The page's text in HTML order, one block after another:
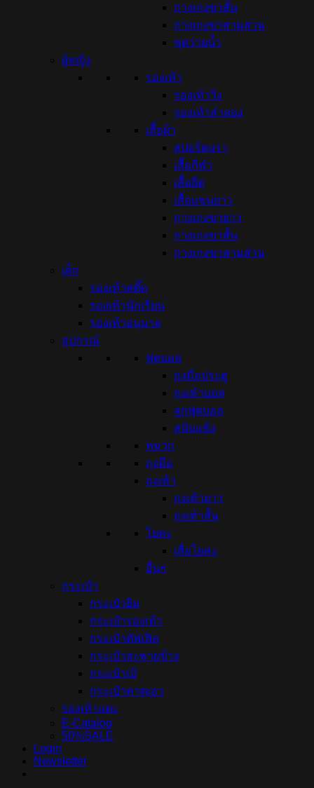
กางเกงขาสั้น
กางเกงขาสามส่วน
ชุดว่ายน้ำ
ผู้หญิง
รองเท้า
รองเท้าวิ่ง
รองเท้าลำลอง
เสื้อผ้า
สปอร์ตบรา
เสื้อกีฬา
เสื้อยืด
เสื้อแขนยาว
กางเกงขายาว
กางเกงขาสั้น
กางเกงขาสามส่วน
เด็ก
รองเท้าสตั๊ด
รองเท้านักเรียน
รองเท้าอนุบาล
อุปกรณ์
ฟุตบอล
ถุงมือประตู
ถุงเท้าบอล
ลูกฟุตบอล
สนับแข้ง
หมวก
ถุงมือ
ถุงเท้า
ถุงเท้ายาว
ถุงเท้าสั้น
โยคะ
เสื่อโยคะ
อื่นๆ
กระเป๋า
กระเป๋ายิม
กระเป๋ารองเท้า
กระเป๋าดัฟเฟิล
กระเป๋าสะพายข้าง
กระเป๋าเป้
กระเป๋าคาดเอว
รองเท้าแตะ
E-Catalog
50%SALE
Login
Newsletter